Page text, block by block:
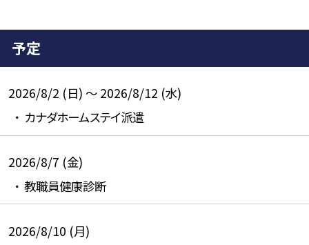
予定
2026/8/2 (日) ～ 2026/8/12 (水)
カナダホームステイ派遣
2026/8/7 (金)
教職員健康診断
2026/8/10 (月)